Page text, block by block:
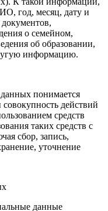
год, месяц, дату и
о семейном,
об образовании,
информацию.
понимается
действий
средств
таких средств с
сбор, запись,
уточнение
данные